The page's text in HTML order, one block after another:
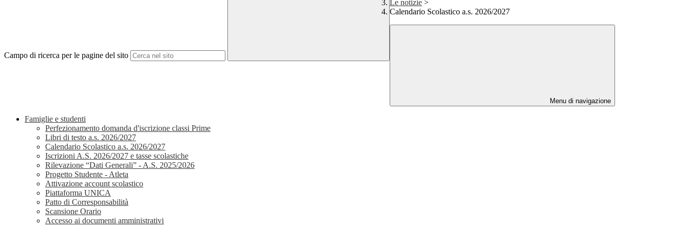
Campo di ricerca per le pagine del sito
Le notizie >
Calendario Scolastico a.s. 2026/2027
Menu di navigazione
Famiglie e studenti
Perfezionamento domanda d'iscrizione classi Prime
Libri di testo a.s. 2026/2027
Calendario Scolastico a.s. 2026/2027
Iscrizioni A.S. 2026/2027 e tasse scolastiche
Rilevazione “Dati Generali” - A.S. 2025/2026
Progetto Studente - Atleta
Attivazione account scolastico
Piattaforma UNICA
Patto di Corresponsabilità
Scansione Orario
Accesso ai documenti amministrativi